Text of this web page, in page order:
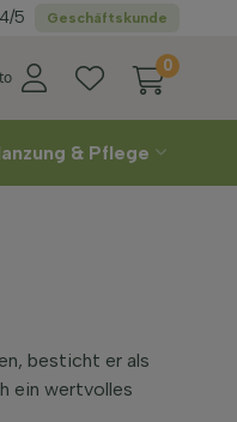
Geschäftskunde
5
0
& Pflege
besticht er als
ein wertvolles